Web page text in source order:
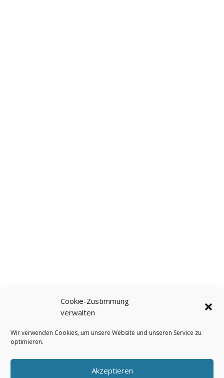
Cookie-Zustimmung
verwalten
Wir verwenden Cookies, um unsere Website und unseren Service zu
optimieren.
Akzeptieren